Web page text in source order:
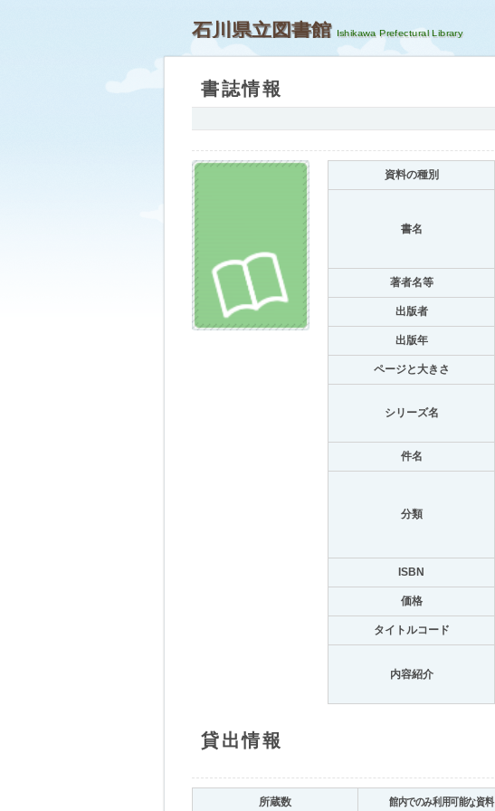
石川県立図書館
書誌情報
資料の種別
書名
著者名等
出版者
出版年
ページと大きさ
シリーズ名
件名
分類
ISBN
価格
タイトルコード
内容紹介
貸出情報
所蔵数 館内でのみ利用可能な資料